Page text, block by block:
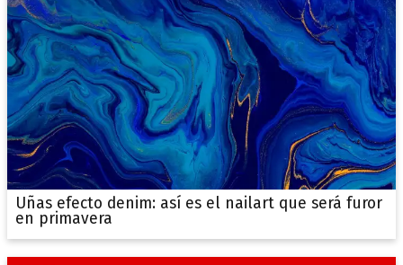
Uñas efecto denim: así es el nailart que será furor
en primavera